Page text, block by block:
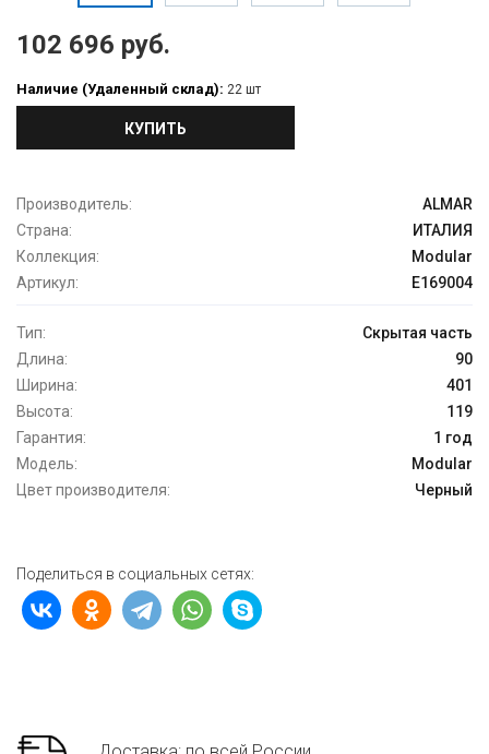
102 696 руб.
Наличие (Удаленный склад): 22 шт
КУПИТЬ
Производитель:
ALMAR
Страна:
ИТАЛИЯ
Коллекция:
Modular
Артикул:
E169004
Тип:
Скрытая часть
Длина:
90
Ширина:
401
Высота:
119
Гарантия:
1 год
Модель:
Modular
Цвет производителя:
Черный
Поделиться в социальных сетях: